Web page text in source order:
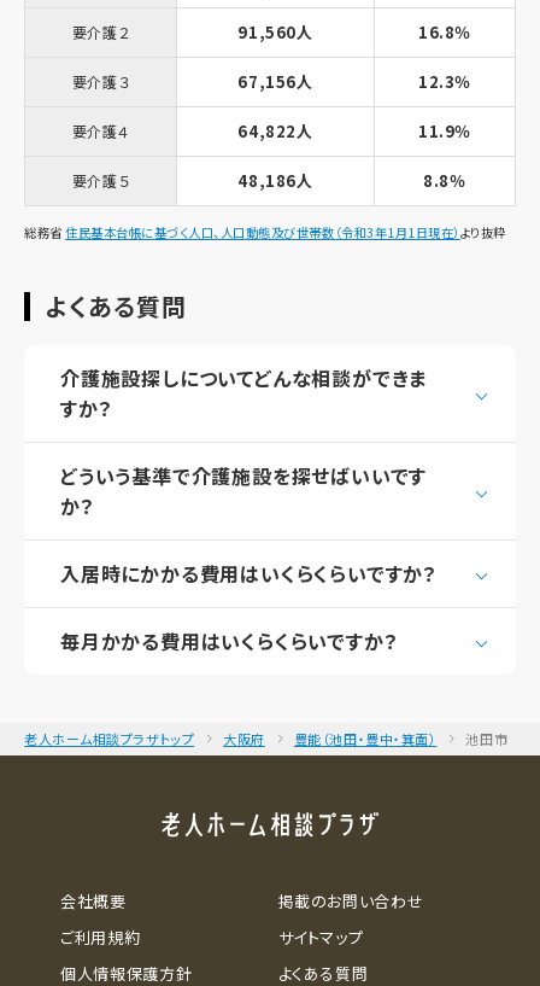
要介護２ 91,560人 16.8％
要介護３ 67,156人 12.3％
要介護４ 64,822人 11.9％
要介護５ 48,186人 8.8％
総務省住民基本台帳に基づく人口、人口動態及び世帯数（令和3年1月1日現在） より抜粋
よくある質問
介護施設探しについてどんな相談ができま
すか？
どういう基準で介護施設を探せばいいです
か？
入居時にかかる費用はいくらくらいですか？
毎月かかる費用はいくらくらいですか？
老人ホーム相談プラザトップ 大阪府 豊能（池田・豊中・箕面） 池田市
会社概要
ご利用規約
個人情報保護方針
掲載のお問い合わせ
サイトマップ
よくある質問